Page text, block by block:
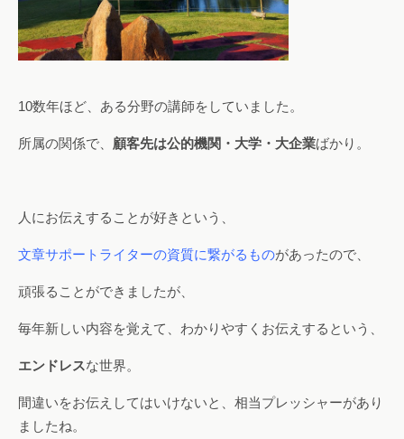
10数年ほど、ある分野の講師をしていました。
所属の関係で、 顧客先は公的機関・大学・大企業ばかり。
人にお伝えすることが好きという、
文章サポートライターの資質に繋がるものがあったので、
頑張ることができましたが、
毎年新しい内容を覚えて、わかりやすくお伝えするという、
エンドレスな世界。
間違いをお伝えしてはいけないと、相当プレッシャーがあり
ましたね。